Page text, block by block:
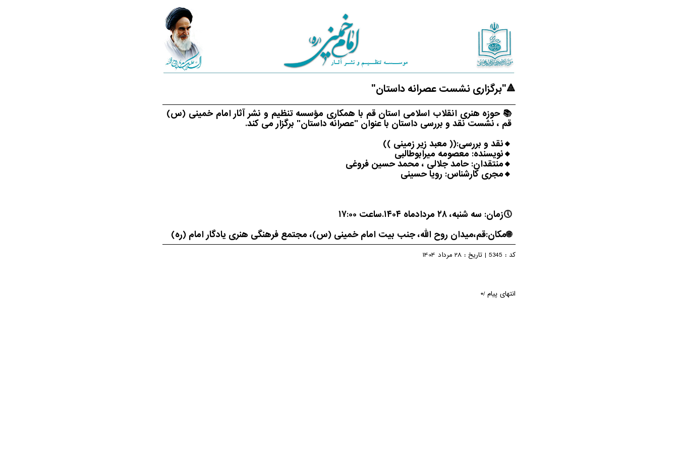
🔺️"برگزاری نشست عصرانه داستان"
📚 حوزه هنری انقلاب اسلامی استان قم با همکاری مؤسسه تنظیم و نشر آثار امام خمینی (س)
قم ، نشست نقد و بررسی داستان با عنوان "عصرانه داستان" برگزار می کند.
🔸️نقد و بررسی:(( معبد زیر زمینی ))
🔸️نویسنده: معصومه میرابوطالبی
🔸️منتقدان: حامد جلالی ، محمد حسین فروغی
🔸️مجری کارشناس: رویا حسینی
🕔زمان: سه شنبه، ۲۸ مردادماه ۱۴۰۴.ساعت ۱۷:۰۰
🌐مکان:قم،میدان روح الله، جنب بیت امام خمینی (س)، مجتمع فرهنگی هنری یادگار امام (ره)
کد : 5345
| تاریخ : 28 مرداد 1404
انتهای پیام /*